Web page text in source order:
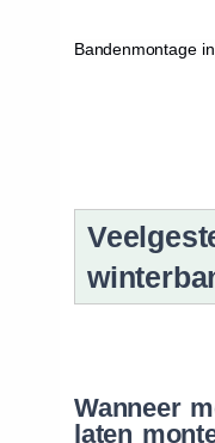
Bandenmontage
Wanneer
laten